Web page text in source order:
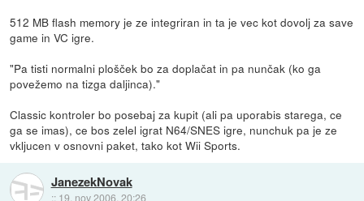
512 MB flash memory je ze integriran in ta je vec kot dovolj za save
game in VC igre.
"Pa tisti normalni plošček bo za doplačat in pa nunčak (ko ga
povežemo na tizga daljinca)."
Classic kontroler bo posebaj za kupit (ali pa uporabis starega, ce
ga se imas), ce bos zelel igrat N64/SNES igre, nunchuk pa je ze
vkljucen v osnovni paket, tako kot Wii Sports.
JanezekNovak
:: 19. nov 2006, 20:26